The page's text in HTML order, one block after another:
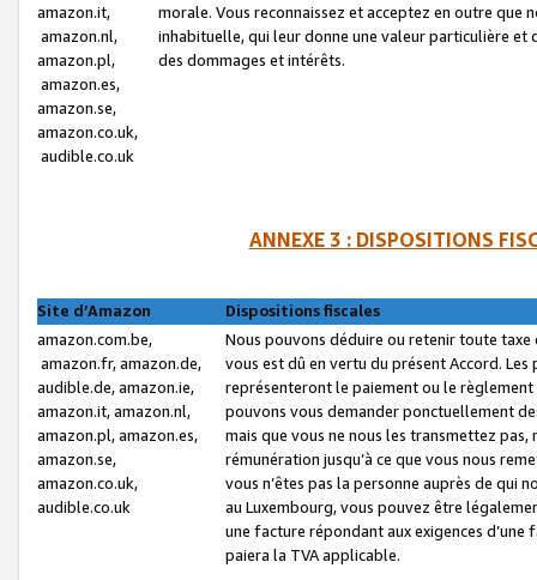
amazon.it,
amazon.nl,
amazon.pl,
amazon.es,
amazon.se,
amazon.co.uk,
audible.co.uk
morale. Vous reconnaissez et acceptez en outre que
inhabituelle, qui leur donne une valeur particulière
des dommages et intérêts.
ANNEXE 3 : DISPOSITIONS
Site d’Amazon
Dispositions fiscales
amazon.com.be,
amazon.fr, amazon.de,
audible.de, amazon.ie,
amazon.it, amazon.nl,
amazon.pl, amazon.es,
amazon.se,
amazon.co.uk,
audible.co.uk
Nous pouvons déduire ou retenir toute
vous est dû en vertu du présent Accord.
représenteront le paiement ou le
pouvons vous demander ponctuellement
mais que vous ne nous les transmettez
rémunération jusqu’à ce que vous nous
vous n’êtes pas la personne auprès de qui
au Luxembourg, vous pouvez être
une facture répondant aux exigences
paiera la TVA applicable.